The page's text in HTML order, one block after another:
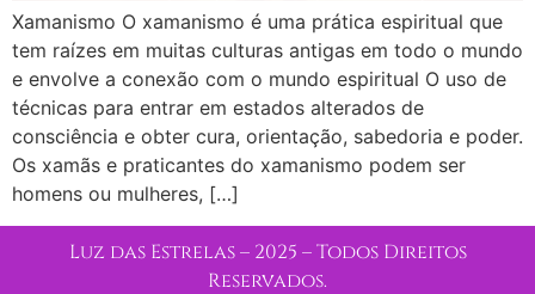
Xamanismo O xamanismo é uma prática espiritual que
tem raízes em muitas culturas antigas em todo o mundo
e envolve a conexão com o mundo espiritual O uso de
técnicas para entrar em estados alterados de
consciência e obter cura, orientação, sabedoria e poder.
Os xamãs e praticantes do xamanismo podem ser
homens ou mulheres, […]
Luz das Estrelas – 2025 – Todos Direitos
Reservados.